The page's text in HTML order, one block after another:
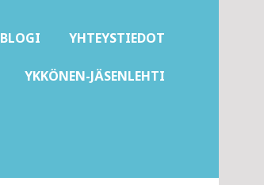
BLOGI YHTEYSTIEDOT
YKKÖNEN-JÄSENLEHTI